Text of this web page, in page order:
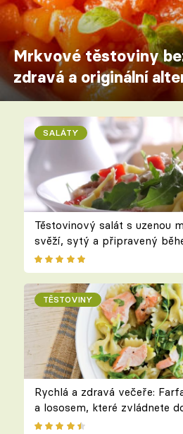
Mrkvové těstoviny
zdravá a originální
SALÁTY
Těstovinový salát s uzenou
svěží, sytý a připravený
TĚSTOVINY
Rychlá a zdravá večeře:
a lososem, které zvládnete